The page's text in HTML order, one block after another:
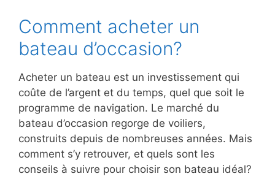
Comment acheter un
bateau d’occasion?
Acheter un bateau est un investissement qui
coûte de l’argent et du temps, quel que soit le
programme de navigation. Le marché du
bateau d’occasion regorge de voiliers,
construits depuis de nombreuses années. Mais
comment s’y retrouver, et quels sont les
conseils à suivre pour choisir son bateau idéal?